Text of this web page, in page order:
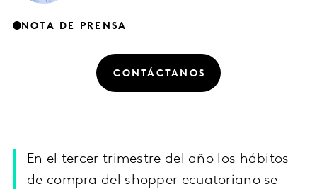
NOTA DE PRENSA
CONTÁCTANOS
En el tercer trimestre del año los hábitos
de compra del shopper ecuatoriano se